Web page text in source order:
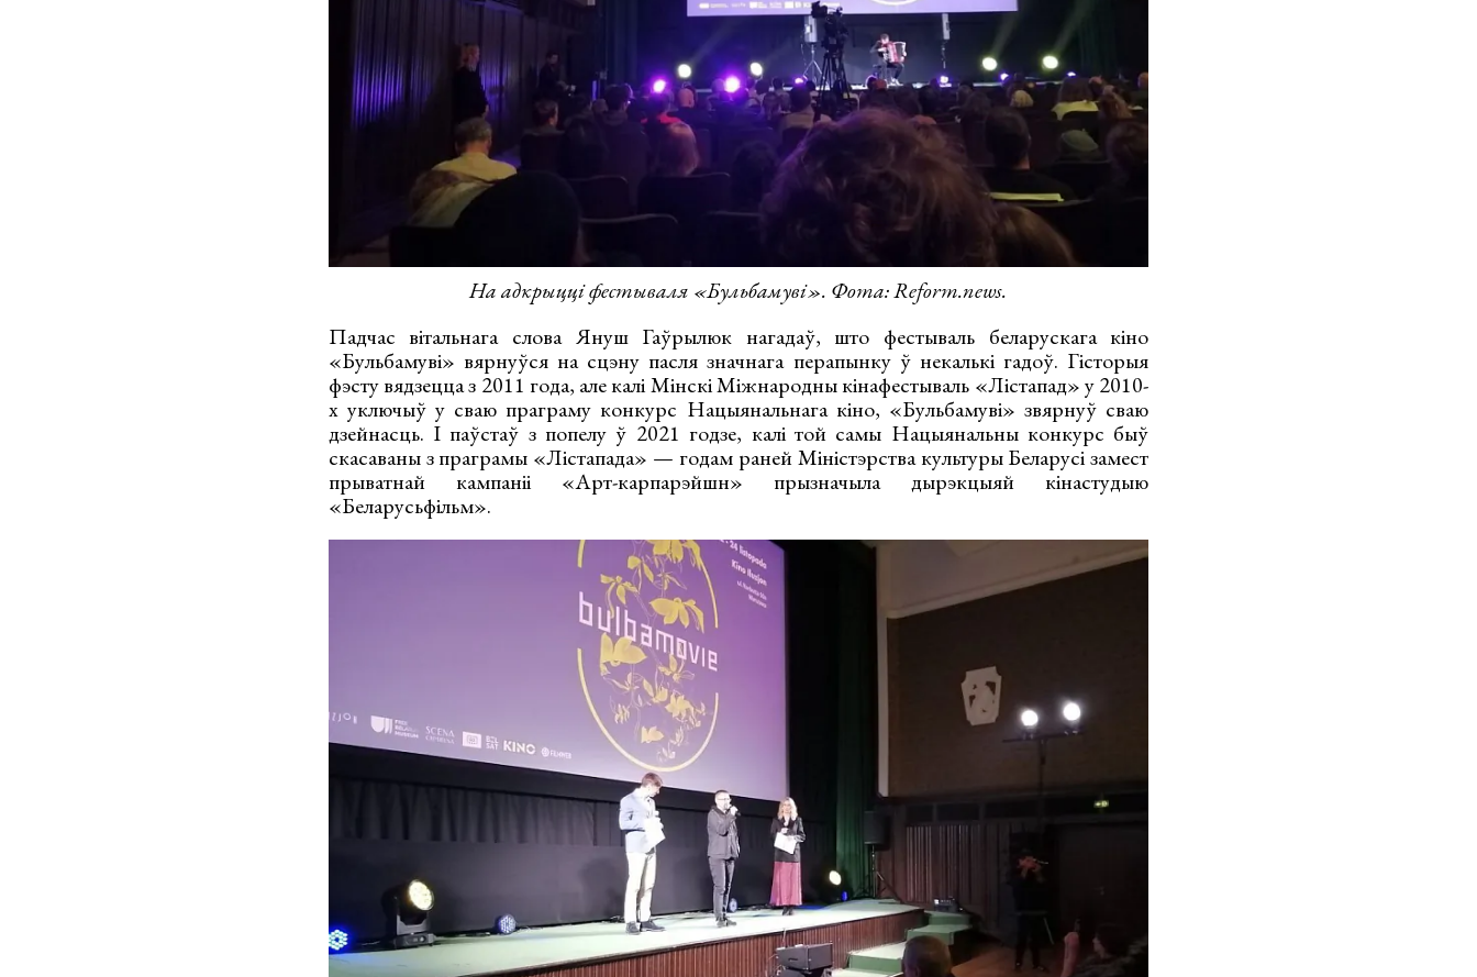
На адкрыцці фестываля «Бульбамуві». Фота: Reform.news.
Падчас вітальнага слова Януш Гаўрылюк нагадаў, што фестываль беларускага кіно
«Бульбамуві» вярнуўся на сцэну пасля значнага перапынку ў некалькі гадоў. Гісторыя
фэсту вядзецца з 2011 года, але калі Мінскі Міжнародны кінафестываль «Лістапад» у 2010-
х уключыў у сваю праграму конкурс Нацыянальнага кіно, «Бульбамуві» звярнуў сваю
дзейнасць. І паўстаў з попелу ў 2021 годзе, калі той самы Нацыянальны конкурс быў
скасаваны з праграмы «Лістапада» — годам раней Міністэрства культуры Беларусі замест
прыватнай кампаніі «Арт-карпарэйшн» прызначыла дырэкцыяй кінастудыю
«Беларусьфільм».